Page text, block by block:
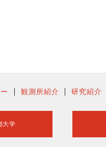
観測所紹介 研究紹介
大学